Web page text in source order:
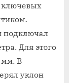
ключевых
подключал
Для этого
мм. В
уклон